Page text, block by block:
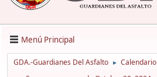
Menú Principal
GDA.-Guardianes Del Asfalto ► Calendario